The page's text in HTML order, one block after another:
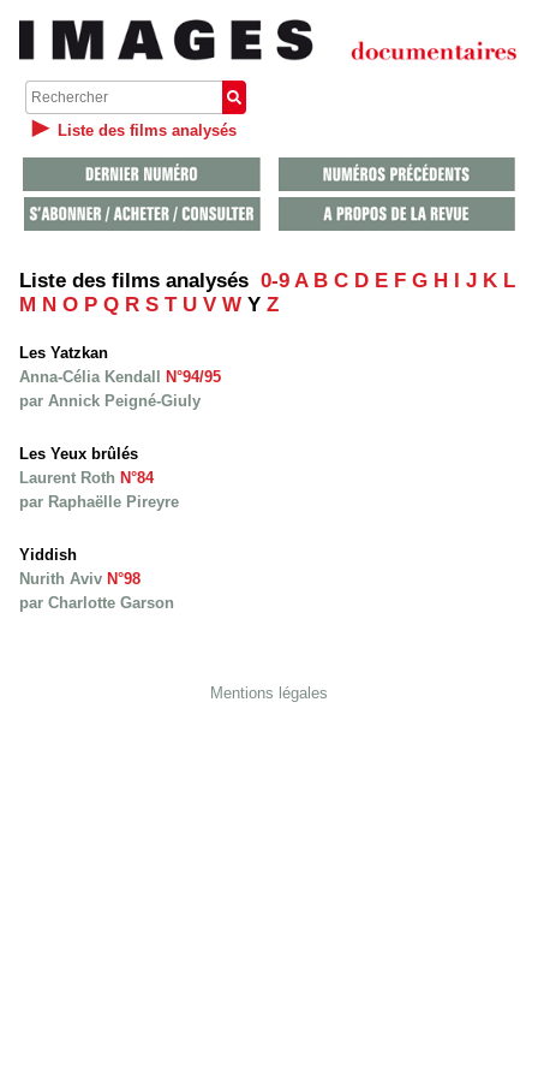
Liste des films analysés
Liste des films analysés 0-9 A B C D E F G H J K L
M N O P Q R S T U V W Y Z
Les Yatzkan
Anna-Célia Kendall
N°94/95
par Annick Peigné-Giuly
Les Yeux brûlés
Laurent Roth N°84
par Raphaëlle Pireyre
Yiddish
Nurith Aviv N°98
par Charlotte Garson
Mentions légales